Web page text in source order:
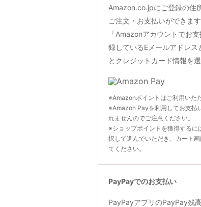
Amazon.co.jpにご登録の住
ご注文・お支払いができます
「Amazonアカウントでお
録しているEメールアドレ
とクレジットカード情報を
※Amazonポイントはご利用いた
※Amazon Payを利用してお支払
れませんのでご注意ください。
※ショップポイントを獲得する
択して進んでいただき、カート
てください。
PayPayでのお支払い
PayPayアプリのPayPay残